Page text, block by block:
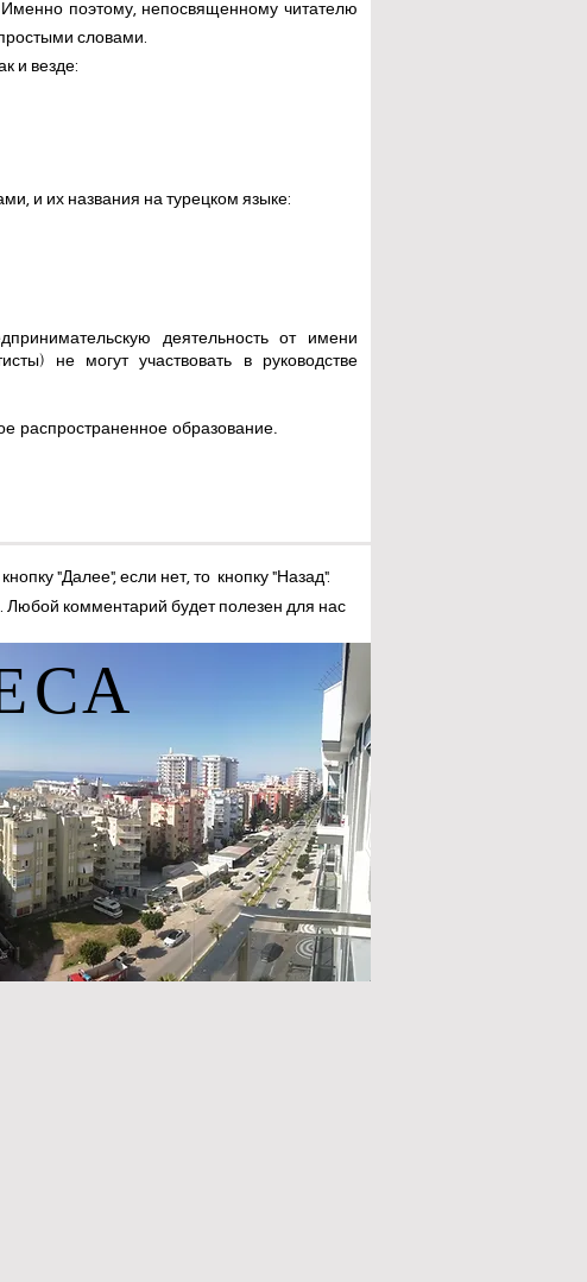
поэтому, непосвященному читателю
словами.
и везде:
и их названия на турецком языке:
деятельность от имени
не могут участвовать в руководстве
распространенное образование.
"Далее", если нет, то кнопку "Назад".
комментарий будет полезен для нас